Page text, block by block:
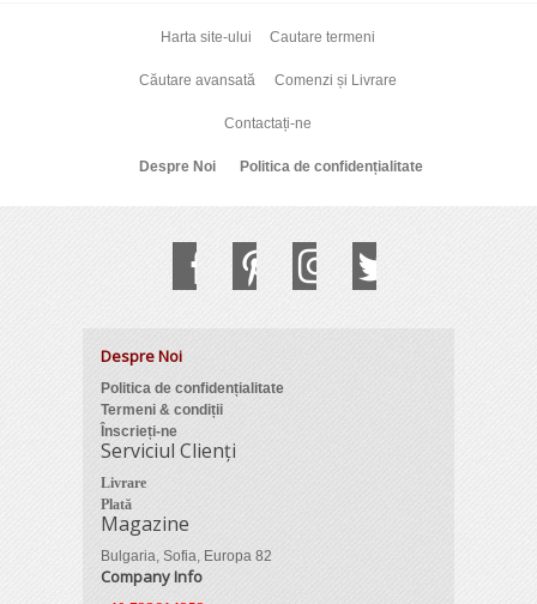
Harta site-ului Cautare termeni
Căutare avansată Comenzi și Livrare
Contactați-ne
Despre Noi Politica de confidențialitate
Despre Noi
Politica de confidențialitate
Termeni & condiții
Înscrieți-ne
Serviciul Clienți
Livrare
Plată
Magazine
Bulgaria, Sofia, Europa 82
Company Info